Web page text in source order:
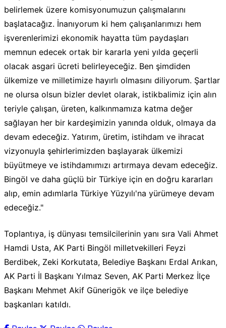
belirlemek üzere komisyonumuzun çalışmalarını
başlatacağız. İnanıyorum ki hem çalışanlarımızı hem
işverenlerimizi ekonomik hayatta tüm paydaşları
memnun edecek ortak bir kararla yeni yılda geçerli
olacak asgari ücreti belirleyeceğiz. Ben şimdiden
ülkemize ve milletimize hayırlı olmasını diliyorum. Şartlar
ne olursa olsun bizler devlet olarak, istikbalimiz için alın
teriyle çalışan, üreten, kalkınmamıza katma değer
sağlayan her bir kardeşimizin yanında olduk, olmaya da
devam edeceğiz. Yatırım, üretim, istihdam ve ihracat
vizyonuyla şehirlerimizden başlayarak ülkemizi
büyütmeye ve istihdamımızı artırmaya devam edeceğiz.
Bingöl ve daha güçlü bir Türkiye için en doğru kararları
alıp, emin adımlarla Türkiye Yüzyılı'na yürümeye devam
edeceğiz."
Toplantıya, iş dünyası temsilcilerinin yanı sıra Vali Ahmet
Hamdi Usta, AK Parti Bingöl milletvekilleri Feyzi
Berdibek, Zeki Korkutata, Belediye Başkanı Erdal Arıkan,
AK Parti İl Başkanı Yılmaz Seven, AK Parti Merkez İlçe
Başkanı Mehmet Akif Günerigök ve ilçe belediye
başkanları katıldı.